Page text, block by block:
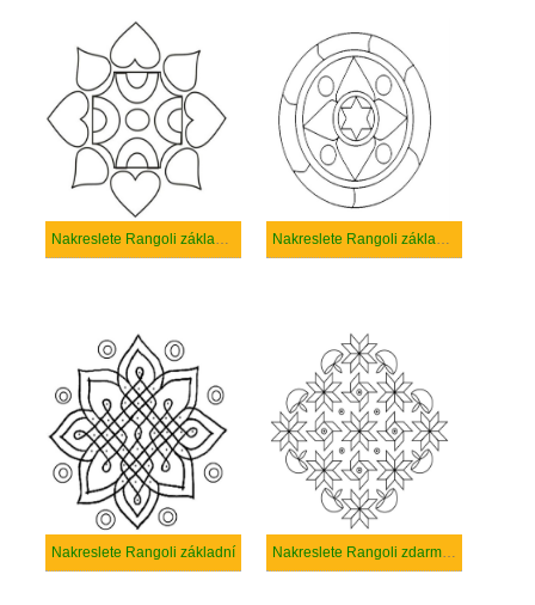
Nakreslete Rangoli základní tisknutelné Nakreslete Rangoli základní u dětí
Nakreslete Rangoli základní Nakreslete Rangoli zdarma pro děti